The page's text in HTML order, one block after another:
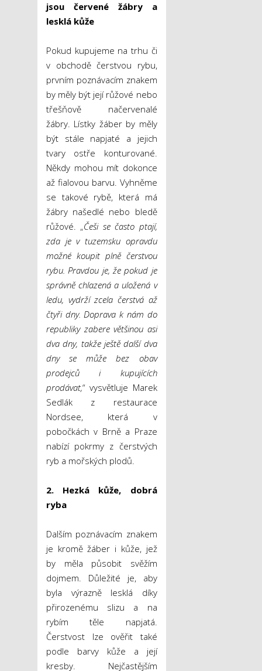
jsou červené žábry a
lesklá kůže
Pokud kupujeme na trhu či
v obchodě čerstvou rybu,
prvním poznávacím znakem
by měly být její růžové nebo
třešňově načervenalé
žábry. Lístky žáber by měly
být stále napjaté a jejich
tvary ostře konturované.
Někdy mohou mít dokonce
až fialovou barvu. Vyhněme
se takové rybě, která má
žábry našedlé nebo bledě
růžové. „Češi se často ptají,
zda je v tuzemsku opravdu
možné koupit plně čerstvou
rybu. Pravdou je, že pokud je
správně chlazená a uložená v
ledu, vydrží zcela čerstvá až
čtyři dny. Doprava k nám do
republiky zabere většinou asi
dva dny, takže ještě další dva
dny se může bez obav
prodejců i kupujících
prodávat,“ vysvětluje Marek
Sedlák z restaurace
Nordsee, která v
pobočkách v Brně a Praze
nabízí pokrmy z čerstvých
ryb a mořských plodů.
2. Hezká kůže, dobrá
ryba
Dalším poznávacím znakem
je kromě žáber i kůže, jež
by měla působit svěžím
dojmem. Důležité je, aby
byla výrazně lesklá díky
přirozenému slizu a na
rybím těle napjatá.
Čerstvost lze ověřit také
podle barvy kůže a její
kresby. Nejčastějším